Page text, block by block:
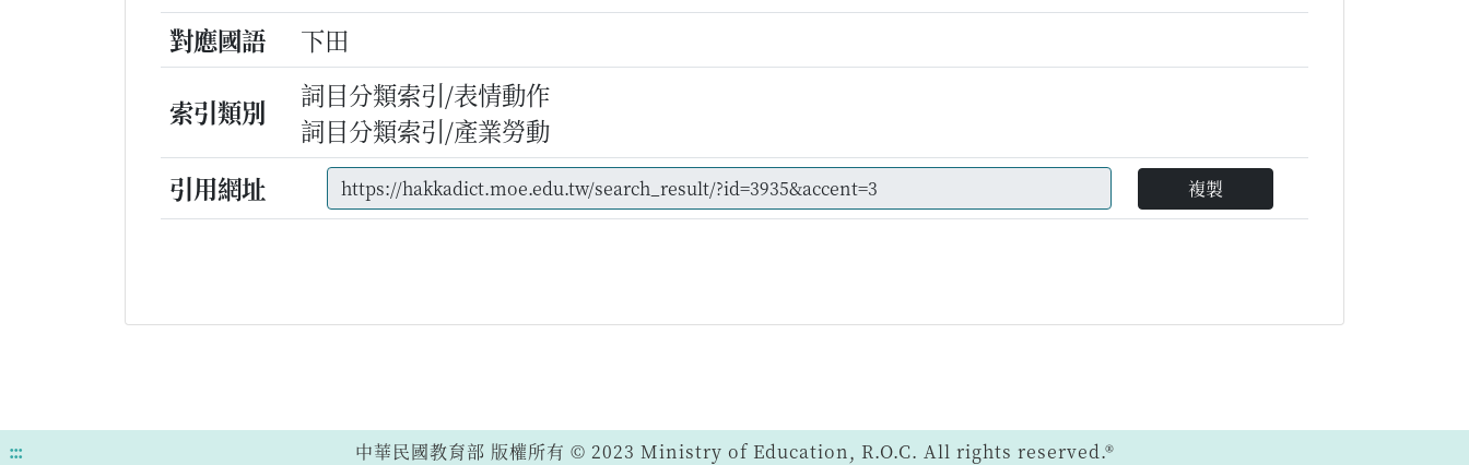
對應國語
下田
索引類別
詞目分類索引/表情動作
詞目分類索引/產業勞動
引用網址
複製
::: 中華民國教育部 版權所有 © 2023 Ministry of Education, R.O.C. All rights reserved.®